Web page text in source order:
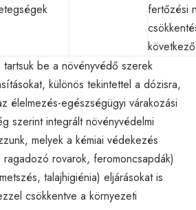
fertőzési
be a növényvédő szerek
különös tekintettel a dózisra,
élelmezés-egészségügyi várakozási
szerint integrált növényvédelmi
melyek a kémiai védekezés
rovarok, feromoncsapdák)
talajhigiénia) eljárásokat is
csökkentve a környezeti